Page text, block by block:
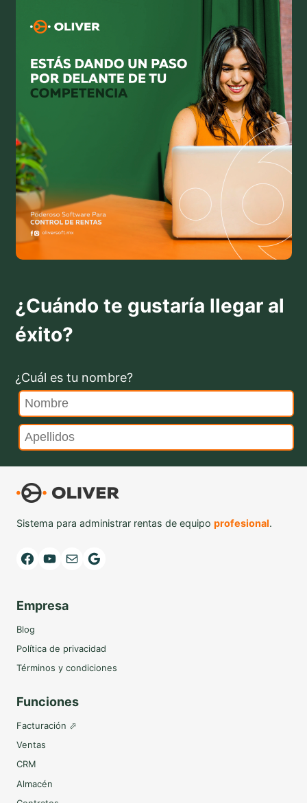
¿Cuándo te gustaría llegar al
éxito?
¿Cuál es tu nombre?
Sistema para administrar rentas de equipo profesional.
Facebook YouTube Mail Google
Empresa
Blog
Política de privacidad
Términos y condiciones
Funciones
Facturación ⬀
Ventas
CRM
Almacén